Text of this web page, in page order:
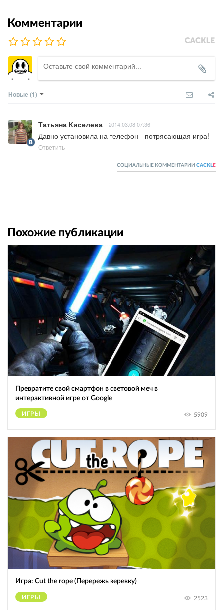
Комментарии
Новые (1)
Татьяна Киселева 2014.03.08 07:36
Давно установила на телефон - потрясающая игра!
Ответить
СОЦИАЛЬНЫЕ КОММЕНТАРИИ CACKL E
Похожие публикации
Превратите свой смартфон в световой меч в
интерактивной игре от Google
ИГРЫ 5909
Игра: Cut the rope (Перережь веревку)
ИГРЫ 2523